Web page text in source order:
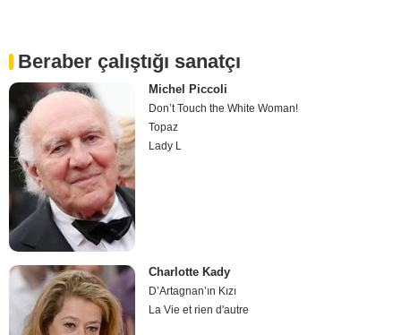
Beraber çalıştığı sanatçı
Michel Piccoli
Don’t Touch the White Woman!
Topaz
Lady L
Charlotte Kady
D’Artagnan’ın Kızı
La Vie et rien d'autre